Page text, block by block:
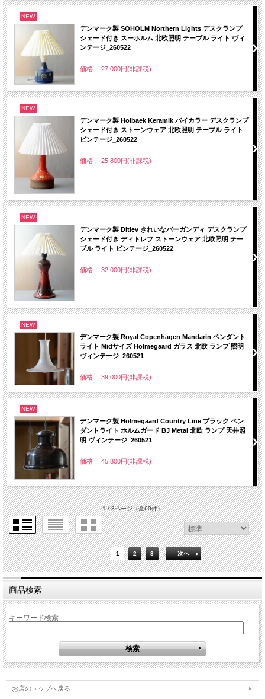
NEW
デンマーク製 SOHOLM Northern Lights デスクランプ
シェード付き スーホルム 北欧照明 テーブル ライト ヴィ
ンテージ_260522
価格： 27,000円(非課税)
NEW
デンマーク製 Holbaek Keramik バイカラー デスクランプ
シェード付き ストーンウェア 北欧照明 テーブル ライト
ビンテージ_260522
価格： 25,800円(非課税)
NEW
デンマーク製 Ditlev きれいなバーガンディ デスクランプ
シェード付き ディトレフ ストーンウェア 北欧照明 テー
ブル ライト ビンテージ_260522
価格： 32,000円(非課税)
NEW
デンマーク製 Royal Copenhagen Mandarin ペンダント
ライト Midサイズ Holmegaard ガラス 北欧 ランプ 照明
ヴィンテージ_260521
価格： 39,000円(非課税)
NEW
デンマーク製 Holmegaard Country Line ブラック ペン
ダントライト ホルムガード BJ Metal 北欧 ランプ 天井照
明 ヴィンテージ_260521
価格： 45,800円(非課税)
1 / 3ページ（全60件）
1 2 3 次へ
商品検索
キーワード検索
お店のトップへ戻る